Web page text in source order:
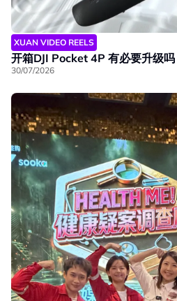
XUAN VIDEO REELS
开箱DJI Pocket 4P 有必要升级吗
30/07/2026